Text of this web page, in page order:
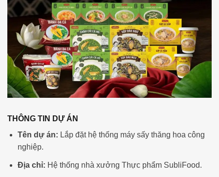
THÔNG TIN DỰ ÁN
Tên dự án: Lắp đặt hệ thống máy sấy thăng hoa công
nghiệp.
Địa chỉ: Hệ thống nhà xưởng Thực phẩm SubliFood.